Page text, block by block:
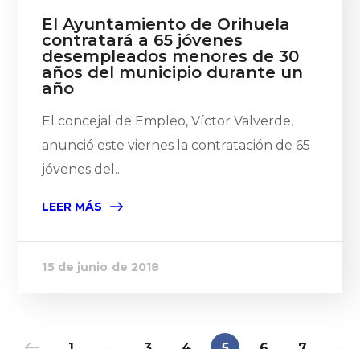
El Ayuntamiento de Orihuela
contratará a 65 jóvenes
desempleados menores de 30
años del municipio durante un
año
El concejal de Empleo, Víctor Valverde,
anunció este viernes la contratación de 65
jóvenes del...
LEER MÁS
15 de junio de 2018